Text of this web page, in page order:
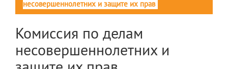
несовершеннолетних и защите их прав
Комиссия по делам
несовершеннолетних и